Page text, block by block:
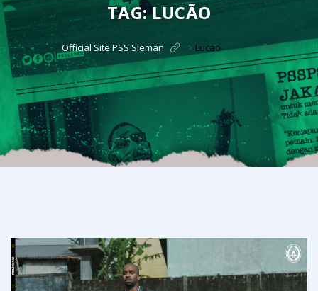
TAG:LUCÃO
Official Site PSS Sleman > Lucão ?>